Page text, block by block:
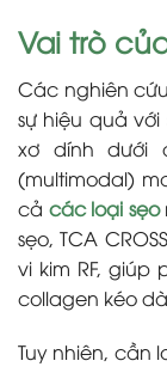
Vai trò
Các nghiên
sự hiệu quả
xơ dính dưới
(multimodal)
cả các loại sẹo
sẹo, TCA
vi kim RF,
collagen kéo
Tuy nhiên, cần